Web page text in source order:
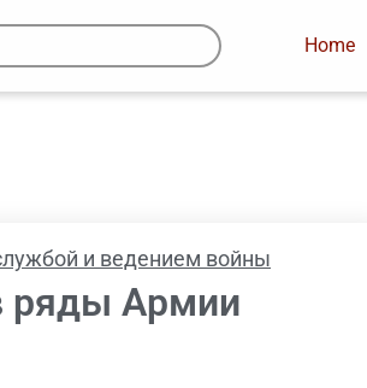
Home
и ведением войны
ряды Армии